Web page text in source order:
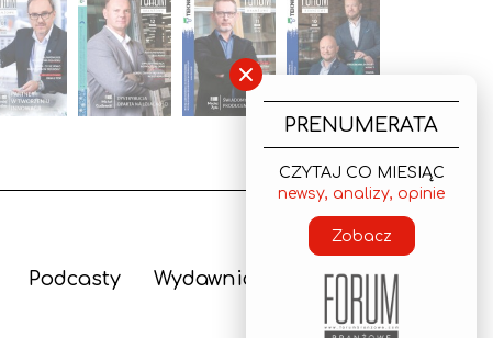
Podcasty Wydawnictwo
×
PRENUMERATA
CZYTAJ CO MIESIĄC
newsy, analizy, opinie
Zobacz